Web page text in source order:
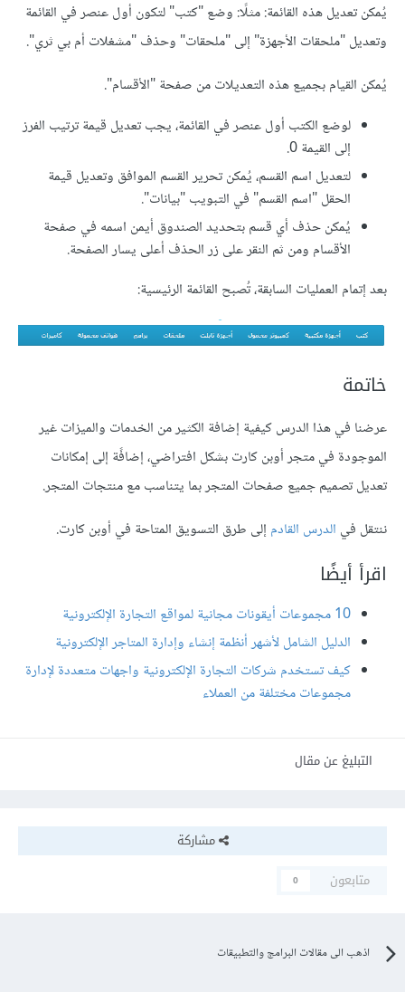
يُمكن تعديل هذه القائمة: مثلًا: وضع "كتب" لتكون أول عنصر في القائمة
وتعديل "ملحقات الأجهزة" إلى "ملحقات" وحذف "مشغلات أم بي ثري".
يُمكن القيام بجميع هذه التعديلات من صفحة "الأقسام".
لوضع الكتب أول عنصر في القائمة، يجب تعديل قيمة ترتيب الفرز
إلى القيمة 0.
لتعديل اسم القسم، يُمكن تحرير القسم الموافق وتعديل قيمة
الحقل "اسم القسم" في التبويب "بيانات".
يُمكن حذف أي قسم بتحديد الصندوق أيمن اسمه في صفحة
الأقسام ومن ثم النقر على زر الحذف أعلى يسار الصفحة.
بعد إتمام العمليات السابقة، تُصبح القائمة الرئيسية:
خاتمة
عرضنا في هذا الدرس كيفية إضافة الكثير من الخدمات والميزات غير
الموجودة في متجر أوبن كارت بشكل افتراضي، إضافًة إلى إمكانات
تعديل تصميم جميع صفحات المتجر بما يتناسب مع منتجات المتجر.
ننتقل في الدرس القادم إلى طرق التسويق المتاحة في أوبن كارت.
اقرأ أيضًا
10 مجموعات أيقونات مجانية لمواقع التجارة الإلكترونية
الدليل الشامل لأشهر أنظمة إنشاء وإدارة المتاجر الإلكترونية
كيف تستخدم شركات التجارة الإلكترونية واجهات متعددة لإدارة
مجموعات مختلفة من العملاء
التبليغ عن مقال
مشاركة
متابعون
0
اذهب الى مقالات البرامج والتطبيقات